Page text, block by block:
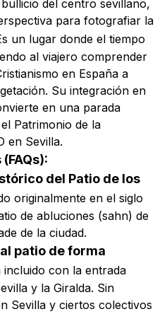
del centro sevillano,
para fotografiar la
un lugar donde el tiempo
al viajero comprender
en España a
Su integración en
en una parada
Patrimonio de la
en Sevilla.
del Patio de los
originalmente en el siglo
de abluciones (sahn) de
de la ciudad.
patio de forma
incluido con la entrada
y la Giralda. Sin
Sevilla y ciertos colectivos